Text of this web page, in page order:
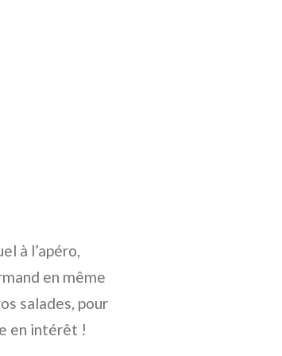
à l’apéro,
en même
salades, pour
en intérêt !